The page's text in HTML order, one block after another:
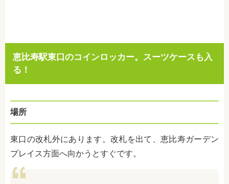
恵比寿駅東口のコインロッカー。スーツケースも入
る！
場所
東口の改札外にあります。改札を出て、恵比寿ガーデン
プレイス方面へ向かうとすぐです。